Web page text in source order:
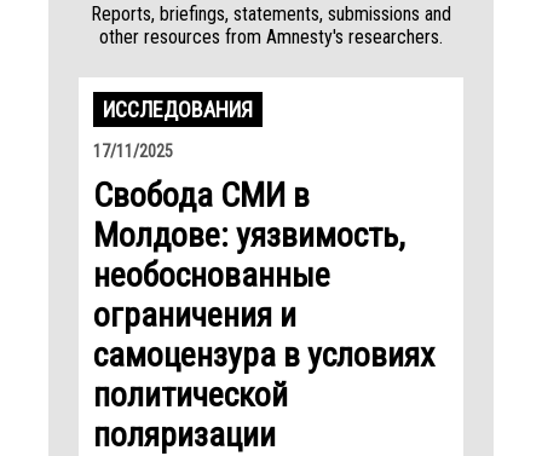
Reports, briefings, statements, submissions and
other resources from Amnesty's researchers.
ИССЛЕДОВАНИЯ
17/11/2025
Свобода СМИ в
Молдове: уязвимость,
необоснованные
ограничения и
самоцензура в условиях
политической
поляризации